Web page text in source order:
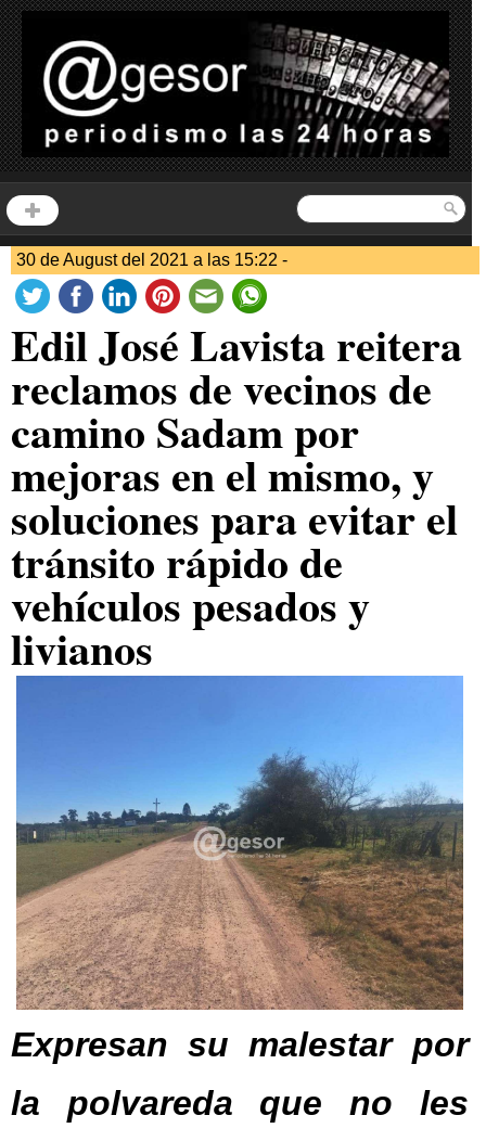
30 de August del 2021 a las 15:22 -
Edil José Lavista reitera
reclamos de vecinos de
camino Sadam por
mejoras en el mismo, y
soluciones para evitar el
tránsito rápido de
vehículos pesados y
livianos
Expresan su malestar por
la polvareda que no les